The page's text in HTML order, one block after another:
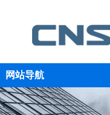
网站导航